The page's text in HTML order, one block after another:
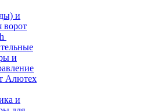
и
ворот
и
Алютех
и